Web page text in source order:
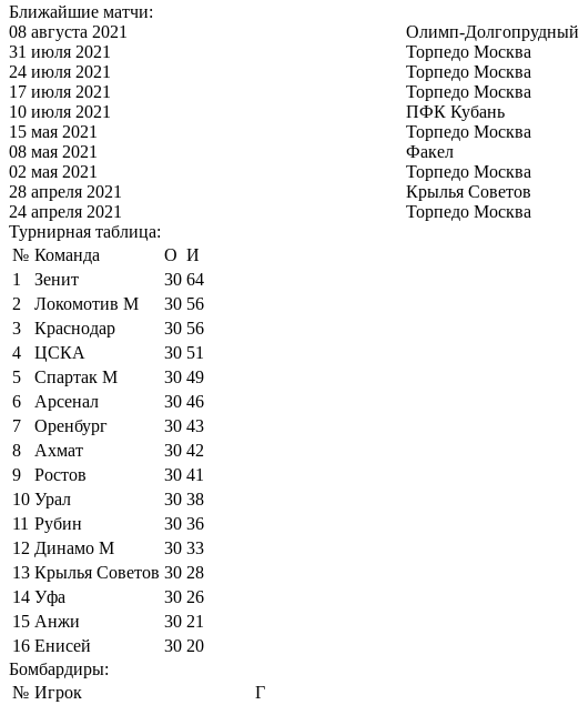
Ближайшие матчи:
08 августа 2021
Олимп-Долгопрудный
31 июля 2021
Торпедо Москва
24 июля 2021
Торпедо Москва
17 июля 2021
Торпедо Москва
10 июля 2021
ПФК Кубань
15 мая 2021
Торпедо Москва
08 мая 2021
Факел
02 мая 2021
Торпедо Москва
28 апреля 2021
Крылья Советов
24 апреля 2021
Торпедо Москва
Турнирная таблица:
№ Команда О И
1
Зенит 30 64
2
Локомотив М 30 56
3
Краснодар 30 56
4
ЦСКА 30 51
5
Спартак М 30 49
6
Арсенал 30 46
7
Оренбург 30 43
8
Ахмат 30 42
9
Ростов 30 41
10 Урал 30 38
11 Рубин 30 36
12 Динамо М 30 33
13 Крылья Советов 30 28
14 Уфа 30 26
15 Анжи 30 21
16 Енисей 30 20
Бомбардиры:
№ Игрок
Г